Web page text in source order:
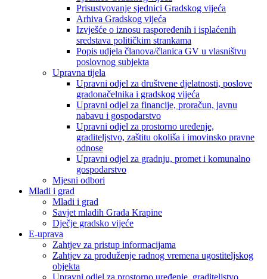
Prisustvovanje sjednici Gradskog vijeća
Arhiva Gradskog vijeća
Izvješće o iznosu raspoređenih i isplaćenih
sredstava političkim strankama
Popis udjela članova/članica GV u vlasništvu
poslovnog subjekta
Upravna tijela
Upravni odjel za društvene djelatnosti, poslove
gradonačelnika i gradskog vijeća
Upravni odjel za financije, proračun, javnu
nabavu i gospodarstvo
Upravni odjel za prostorno uređenje,
graditeljstvo, zaštitu okoliša i imovinsko pravne
odnose
Upravni odjel za gradnju, promet i komunalno
gospodarstvo
Mjesni odbori
Mladi i grad
Mladi i grad
Savjet mladih Grada Krapine
Dječje gradsko vijeće
E-uprava
Zahtjev za pristup informacijama
Zahtjev za produženje radnog vremena ugostiteljskog
objekta
Upravni odjel za prostorno uređenje, graditeljstvo,